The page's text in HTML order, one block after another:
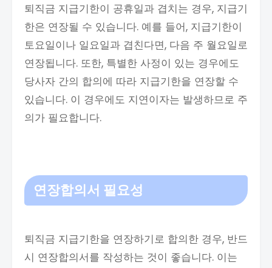
퇴직금 지급기한이 공휴일과 겹치는 경우, 지급기
한은 연장될 수 있습니다. 예를 들어, 지급기한이
토요일이나 일요일과 겹친다면, 다음 주 월요일로
연장됩니다. 또한, 특별한 사정이 있는 경우에도
당사자 간의 합의에 따라 지급기한을 연장할 수
있습니다. 이 경우에도 지연이자는 발생하므로 주
의가 필요합니다.
연장합의서 필요성
퇴직금 지급기한을 연장하기로 합의한 경우, 반드
시 연장합의서를 작성하는 것이 좋습니다. 이는